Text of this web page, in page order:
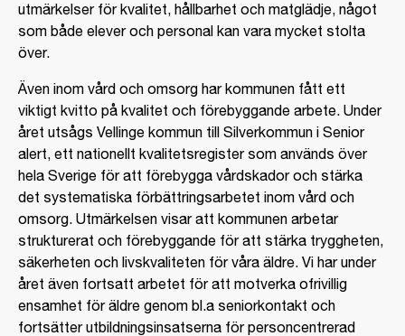
utmärkelser för kvalitet, hållbarhet och matglädje, något
som både elever och personal kan vara mycket stolta
över.
Även inom vård och omsorg har kommunen fått ett
viktigt kvitto på kvalitet och förebyggande arbete. Under
året utsågs Vellinge kommun till Silverkommun i Senior
alert, ett nationellt kvalitetsregister som används över
hela Sverige för att förebygga vårdskador och stärka
det systematiska förbättringsarbetet inom vård och
omsorg. Utmärkelsen visar att kommunen arbetar
strukturerat och förebyggande för att stärka tryggheten,
säkerheten och livskvaliteten för våra äldre. Vi har under
året även fortsatt arbetet för att motverka ofrivillig
ensamhet för äldre genom bl.a seniorkontakt och
fortsätter utbildningsinsatserna för personcentrerad